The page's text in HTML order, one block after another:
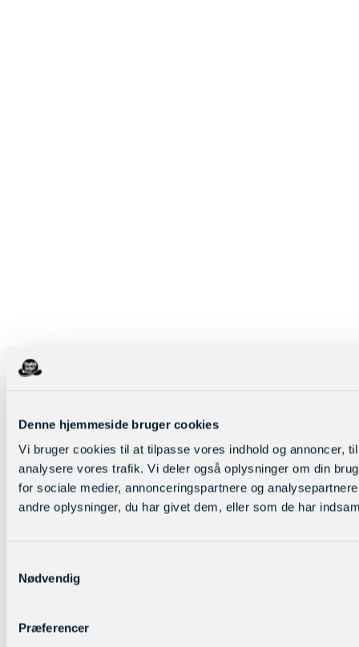
Denne hjemmeside bruger cookies
Vi bruger cookies til at tilpasse vores indhold og annoncer,
analysere vores trafik. Vi deler også oplysninger om din
for sociale medier, annonceringspartnere og
andre oplysninger, du har givet dem, eller som de har
Nødvendig
Præferencer